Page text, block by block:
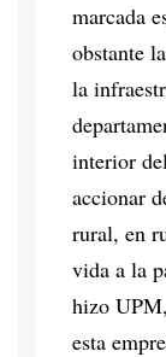
marcada
obstante
la
interior
accionar
rural, en
vida a la
hizo
esta